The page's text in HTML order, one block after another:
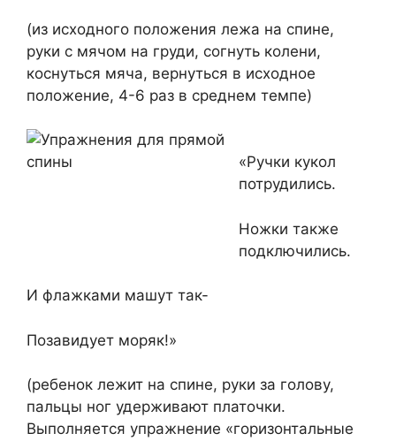
(из исходного положения лежа на спине,
руки с мячом на груди, согнуть колени,
коснуться мяча, вернуться в исходное
положение, 4-6 раз в среднем темпе)
«Ручки кукол
потрудились.
Ножки также
подключились.
И флажками машут так-
Позавидует моряк!»
(ребенок лежит на спине, руки за голову,
пальцы ног удерживают платочки.
Выполняется упражнение «горизонтальные